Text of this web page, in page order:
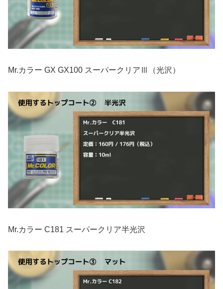
Mr.カラー GX GX100 スーパークリアⅢ（光沢）
Mr.カラー C181 スーパークリア半光沢